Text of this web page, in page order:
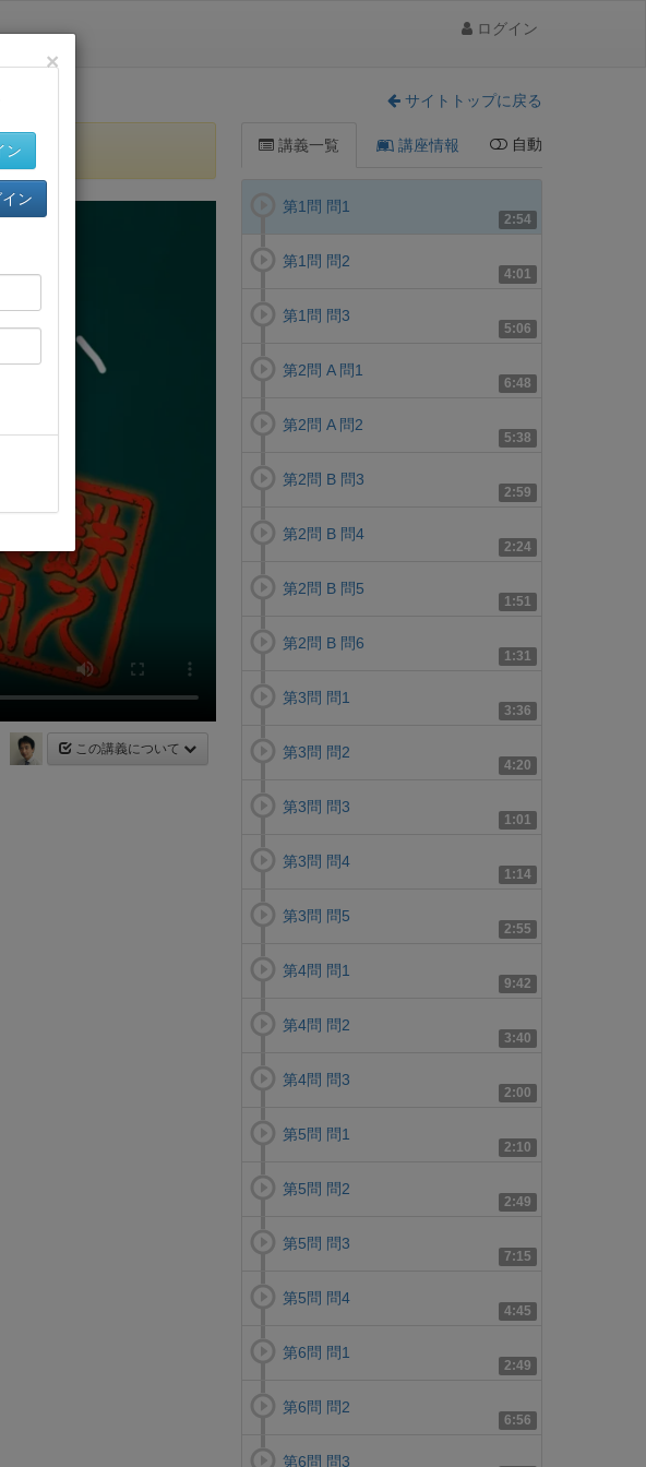
ログイン
サイトトップに戻る
この講義について
講義一覧 講座情報 自動
2:54
第1問 問1
4:01
第1問 問2
5:06
第1問 問3
6:48
第2問 A 問1
5:38
第2問 A 問2
2:59
第2問 B 問3
2:24
第2問 B 問4
1:51
第2問 B 問5
1:31
第2問 B 問6
3:36
第3問 問1
4:20
第3問 問2
1:01
第3問 問3
1:14
第3問 問4
2:55
第3問 問5
9:42
第4問 問1
3:40
第4問 問2
2:00
第4問 問3
2:10
第5問 問1
2:49
第5問 問2
7:15
第5問 問3
4:45
第5問 問4
2:49
第6問 問1
6:56
第6問 問2
第6問 問3
×
ン
ン